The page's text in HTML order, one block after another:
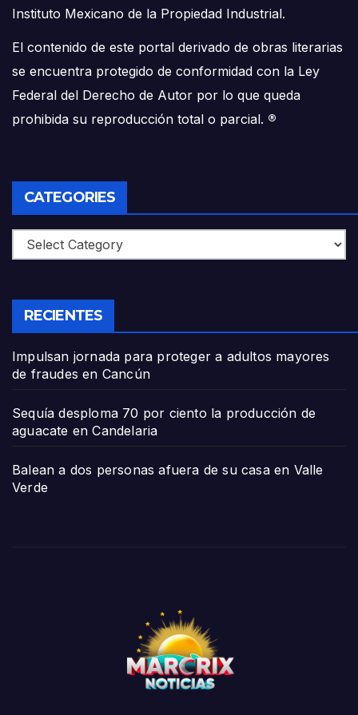
Instituto Mexicano de la Propiedad Industrial.
El contenido de este portal derivado de obras literarias
se encuentra protegido de conformidad con la Ley
Federal del Derecho de Autor por lo que queda
prohibida su reproducción total o parcial. ®
CATEGORIES
Categories
RECIENTES
Impulsan jornada para proteger a adultos mayores
de fraudes en Cancún
Sequía desploma 70 por ciento la producción de
aguacate en Candelaria
Balean a dos personas afuera de su casa en Valle
Verde